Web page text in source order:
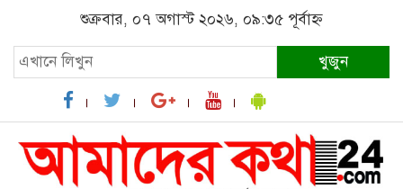
শুক্রবার, ০৭ অগাস্ট ২০২৬, ০৯:৩৫ পূর্বাহ্ন
খুজুন